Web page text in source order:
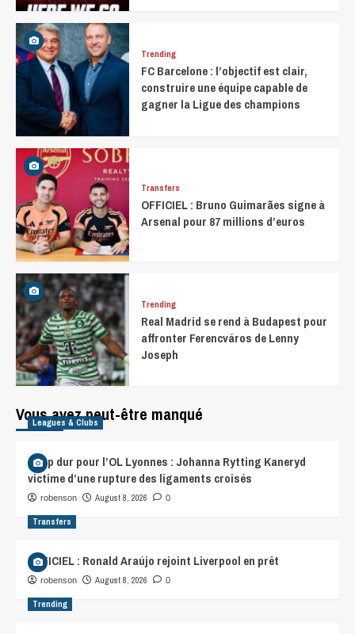
Trending
FC Barcelone : l’objectif est clair,
construire une équipe capable de
gagner la Ligue des champions
Transfers
OFFICIEL : Bruno Guimarães signe à
Arsenal pour 87 millions d’euros
Trending
Real Madrid se rend à Budapest pour
affronter Ferencváros de Lenny
Joseph
Vous avez peut-être manqué
Leagues & Clubs
Coup dur pour l’OL Lyonnes : Johanna Rytting Kaneryd
victime d’une rupture des ligaments croisés
robenson August 8, 2026 0
Transfers
OFFICIEL : Ronald Araújo rejoint Liverpool en prêt
robenson August 8, 2026 0
Trending